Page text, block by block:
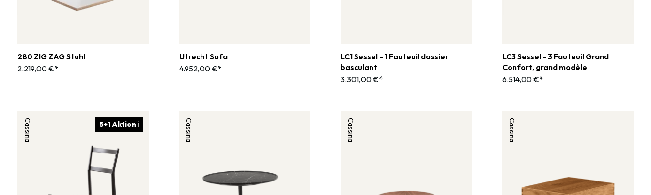
280 ZIG ZAG Stuhl
2.219,00 €*
Utrecht Sofa
4.952,00 €*
LC1 Sessel - 1 Fauteuil dossier
basculant
3.301,00 €*
LC3 Sessel - 3 Fauteuil Grand
Confort, grand modèle
6.514,00 €*
5+1 Aktion ℹ
Cassina Cassina Cassina Cassina